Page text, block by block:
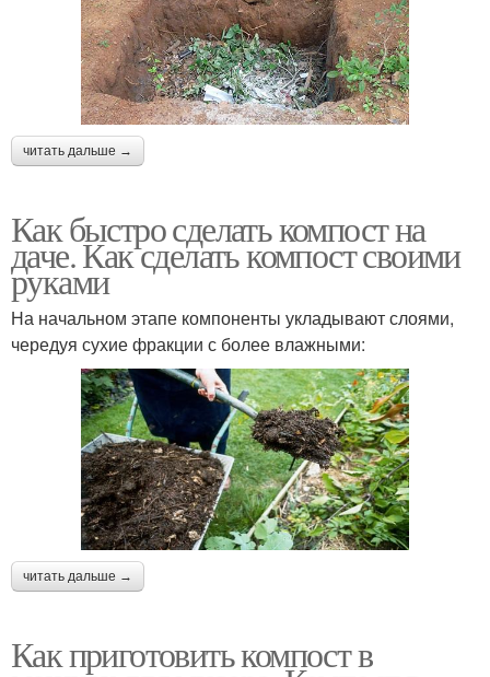
читать дальше →
Как быстро сделать компост на
даче. Как сделать компост своими
руками
На начальном этапе компоненты укладывают слоями,
чередуя сухие фракции с более влажными:
читать дальше →
Как приготовить компост в